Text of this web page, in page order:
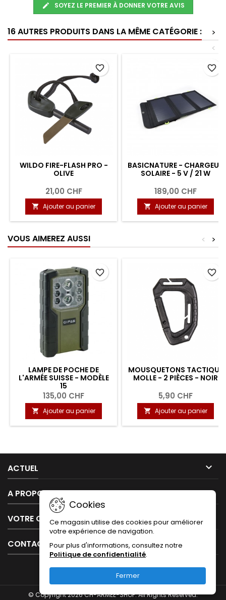
SOYEZ LE PREMIER À DONNER VOTRE AVIS
16 AUTRES PRODUITS DANS LA MÊME CATÉGORIE :
>
<
WILDO FIRE-FLASH PRO -
OLIVE
21,00 CHF
 Ajouter au panier
favorite_border
BASICNATURE - CHARGEUR
SOLAIRE - 5 V / 21 W
189,00 CHF
 Ajouter au panier
favorite_border
VOUS AIMEREZ AUSSI >
<
LAMPE DE POCHE DE
L'ARMÉE SUISSE - MODÈLE
15
135,00 CHF
 Ajouter au panier
favorite_border
MOUSQUETONS TACTIQUE
MOLLE - 2 PIÈCES - NOIR
5,90 CHF
 Ajouter au panier
favorite_border
ACTUEL 
A PROPOS DE NOUS 
VOTRE COMPTE 
CONTACT
Cookies
Ce magasin utilise des cookies pour améliorer
votre expérience de navigation.
Pour plus d'informations, consultez notre
Politique de confidentialité.
Fermer
© Copyright 2026 CH-ARMEE-SHOP. All Rights Reserved.